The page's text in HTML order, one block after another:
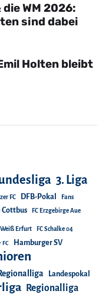
WM 2026:
sind dabei
Holten bleibt
3. Liga
FC DFB-Pokal Fans
Cottbus FC Erzgebirge Aue
Weiß Erfurt FC Schalke 04
FC Hamburger SV
Landespokal
Regionalliga